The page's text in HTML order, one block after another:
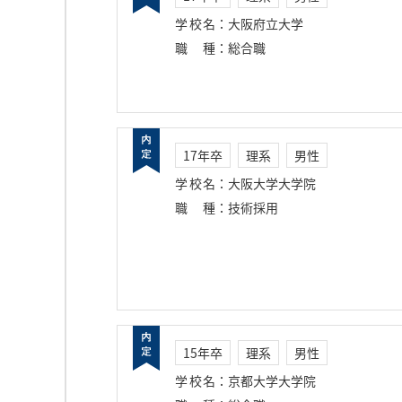
学校名 ： 大阪府立大学
職種 ： 総合職
17年卒 理系
男性
学校名 ： 大阪大学大学院
職種 ： 技術採用
15年卒 理系
男性
学校名 ： 京都大学大学院